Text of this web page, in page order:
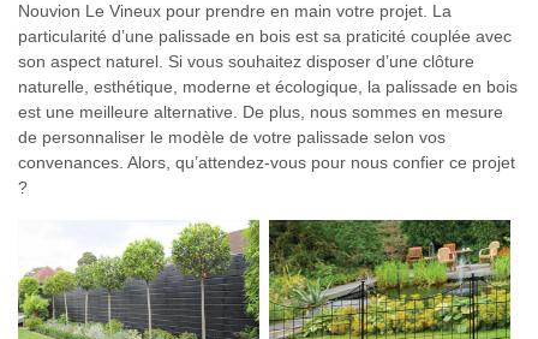
Nouvion Le Vineux pour prendre en main votre projet. La
particularité d’une palissade en bois est sa praticité couplée avec
son aspect naturel. Si vous souhaitez disposer d’une clôture
naturelle, esthétique, moderne et écologique, la palissade en bois
est une meilleure alternative. De plus, nous sommes en mesure
de personnaliser le modèle de votre palissade selon vos
convenances. Alors, qu’attendez-vous pour nous confier ce projet
?